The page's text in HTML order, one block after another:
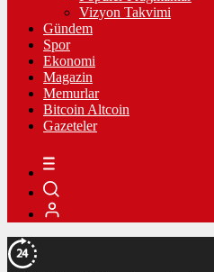
Vizyon Takvimi
Gündem
Spor
Ekonomi
Magazin
Memurlar
Bitcoin Altcoin
Gazeteler